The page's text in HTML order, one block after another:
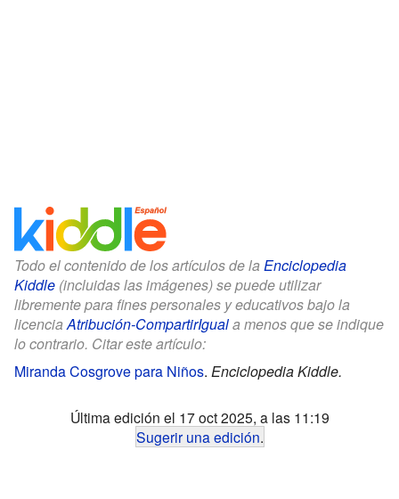
Todo el contenido de los artículos de la Enciclopedia
Kiddle (incluidas las imágenes) se puede utilizar
libremente para fines personales y educativos bajo la
licenciaAtribución-CompartirIguala menos que se indique
lo contrario. Citar este artículo:
Miranda Cosgrove para Niños. Enciclopedia Kiddle.
Última edición el 17 oct 2025, a las 11:19
Sugerir una edición.